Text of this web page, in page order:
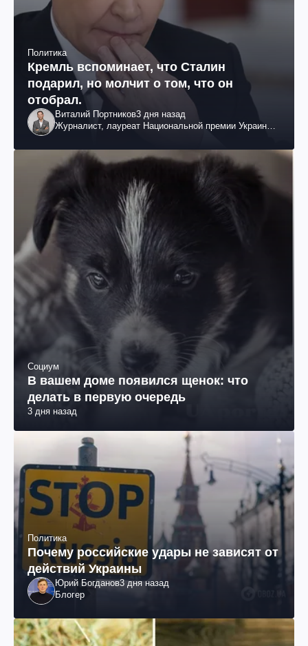
Политика
Кремль вспоминает, что Сталин
подарил, но молчит о том, что он
отобрал.
Виталий Портников3 дня назад
Журналист, лауреат Национальной премии Украины
Социум
В вашем доме появился щенок: что
делать в первую очередь
3 дня назад
Политика
Почему российские удары не зависят от
действий Украины
Юрий Богданов3 дня назад
Блогер